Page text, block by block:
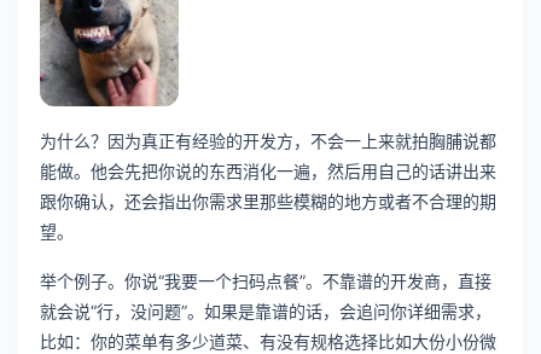
为什么？因为真正有经验的开发方，不会一上来就拍胸脯说都
能做。他会先把你说的东西消化一遍，然后用自己的话讲出来
跟你确认，还会指出你需求里那些模糊的地方或者不合理的期
望。
举个例子。你说“我要一个扫码点餐”。不靠谱的开发商，直接
就会说“行，没问题”。如果是靠谱的话，会追问你详细需求，
比如：你的菜单有多少道菜、有没有规格选择比如大份小份微